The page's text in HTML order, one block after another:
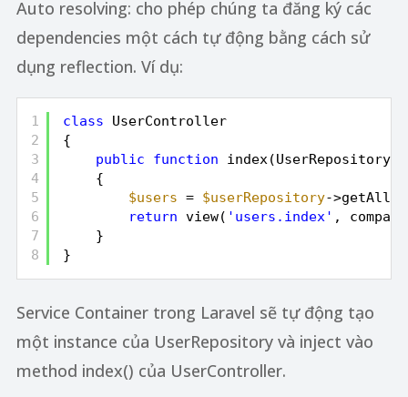
Auto resolving: cho phép chúng ta đăng ký các
dependencies một cách tự động bằng cách sử
dụng reflection. Ví dụ:
1
2
3
4
5
6
7
8
class
UserController
{
public
function index(UserRepository
{
$users = $userRepository-
return view( 'users.index' ,
}
}
Service Container trong Laravel sẽ tự động tạo
một instance của UserRepository và inject vào
method index() của UserController.